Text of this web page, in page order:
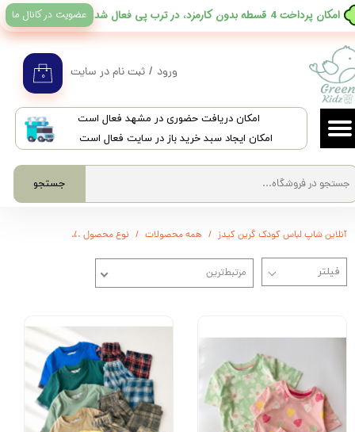
​امکان دریافت حضوری در مشهد فعال است
امکان ایجاد سبد خرید باز در سایت فعال است
جستجو
۰ ورود / ثبت نام در سایت
حساب کاربری من
تغییر گذر واژه
سفارشات
خروج از حساب کاربری
​امکان پرداخت 4 قسطه بدون کارمزد، در ترب پی فعال شد عضویت در کانال ما
آنلاین شاپ لباس کودک گرین کیدز همه محصولات نوع محصول
مرتبط‌ترین